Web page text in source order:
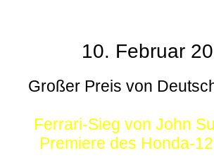
10. Februar
Großer Preis von
Ferrari-Sieg von John
Premiere des Honda-